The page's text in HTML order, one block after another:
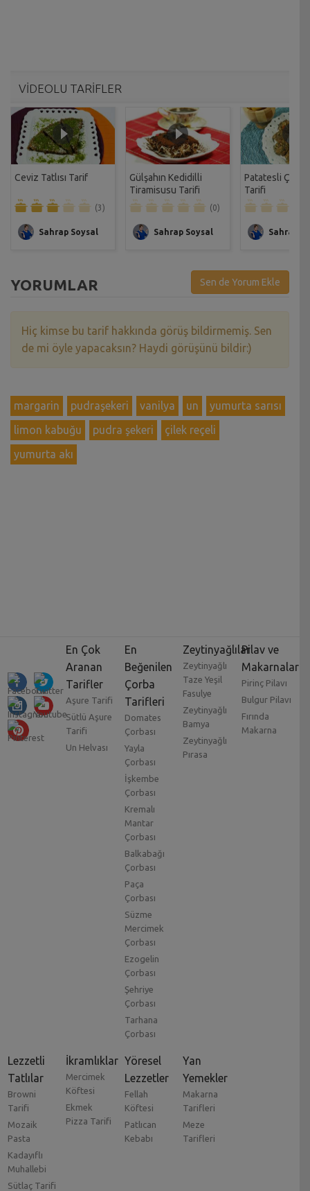
VİDEOLU TARİFLER
Ceviz Tatlısı Tarif
(3)
Sahrap Soysal
Gülşahın Kedidilli
Tiramisusu Tarifi
(0)
Sahrap Soysal
Patatesli Çıtır
Tarifi
Sahrap
YORUMLAR Sen de Yorum Ekle
Hiç kimse bu tarif hakkında görüş bildirmemiş. Sen
de mi öyle yapacaksın? Haydi görüşünü bildir:)
margarin pudraşekeri vanilya un
yumurta sarısı
limon kabuğu
pudra şekeri
çilek reçeli
yumurta akı
En Çok
Aranan
Tarifler
Aşure Tarifi
Sütlü Aşure
Tarifi
Un Helvası
En
Beğenilen
Çorba
Tarifleri
Domates
Çorbası
Yayla
Çorbası
İşkembe
Çorbası
Kremalı
Mantar
Çorbası
Balkabağı
Çorbası
Paça
Çorbası
Süzme
Mercimek
Çorbası
Ezogelin
Çorbası
Şehriye
Çorbası
Tarhana
Çorbası
Zeytinyağlılar
Zeytinyağlı
Taze Yeşil
Fasulye
Zeytinyağlı
Bamya
Zeytinyağlı
Pırasa
Pilav ve
Makarnalar
Pirinç Pilavı
Bulgur Pilavı
Fırında
Makarna
Lezzetli
Tatlılar
Browni
Tarifi
Mozaik
Pasta
Kadayıflı
Muhallebi
Sütlaç Tarifi
İkramlıklar
Mercimek
Köftesi
Ekmek
Pizza Tarifi
Yöresel
Lezzetler
Fellah
Köftesi
Patlıcan
Kebabı
Yan
Yemekler
Makarna
Tarifleri
Meze
Tarifleri